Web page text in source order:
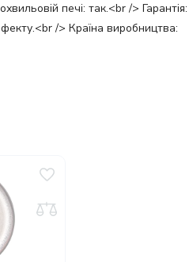
печі: так.<br /> Гарантія:
/> Країна виробництва: